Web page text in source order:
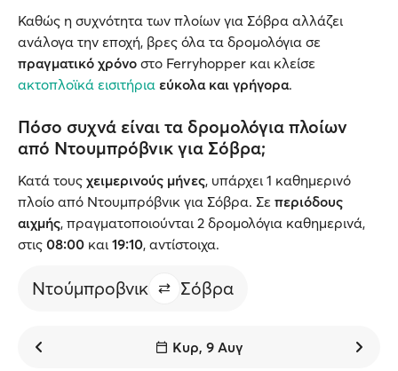
Καθώς η συχνότητα των πλοίων για Σόβρα αλλάζει
ανάλογα την εποχή, βρες όλα τα δρομολόγια σε
πραγματικό χρόνο στο Ferryhopper και κλείσε
ακτοπλοϊκά εισιτήρια εύκολα και γρήγορα.
Πόσο συχνά είναι τα δρομολόγια πλοίων
από Ντουμπρόβνικ για Σόβρα;
Κατά τους χειμερινούς μήνες, υπάρχει 1 καθημερινό
πλοίο από Ντουμπρόβνικ για Σόβρα. Σε περιόδους
αιχμής, πραγματοποιούνται 2 δρομολόγια καθημερινά,
στις 08:00 και 19:10, αντίστοιχα.
Ντούμπροβνικ Σόβρα
Κυρ, 9 Αυγ